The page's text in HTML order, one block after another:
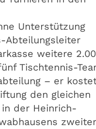
Unterstützung
Abteilungsleiter
weitere
Tischtennis-
– er
den gleichen
in der Heinrich-
zweiter